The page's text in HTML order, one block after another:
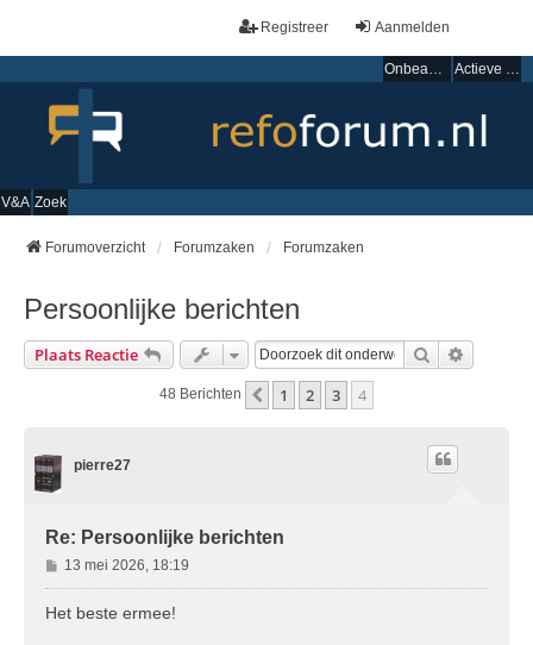
Aanmelden
Registreer
Onbeantwoorde onderwerpen Actieve onderwerpen
V&A Zoek
Forumoverzicht Forumzaken Forumzaken
Persoonlijke berichten
Plaats Reactie Zoek
48 Berichten Vorige
1 2 3 4
pierre27
Re: Persoonlijke berichten
B
e
r
13 mei 2026, 18:19
Het beste ermee!